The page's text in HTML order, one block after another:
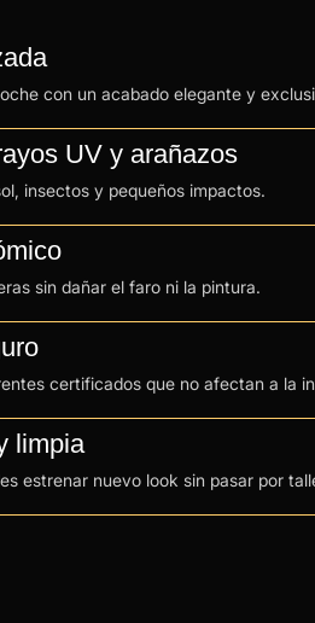
con un acabado elegante y
UV y arañazos
insectos y pequeños impactos.
sin dañar el faro ni la pintura.
certificados que no afectan a la
limpia
estrenar nuevo look sin pasar por